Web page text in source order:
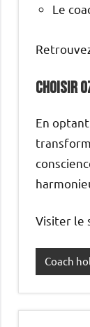
Le
Choisir
En
Visiter le
Étiqueté
avec
site
Coach